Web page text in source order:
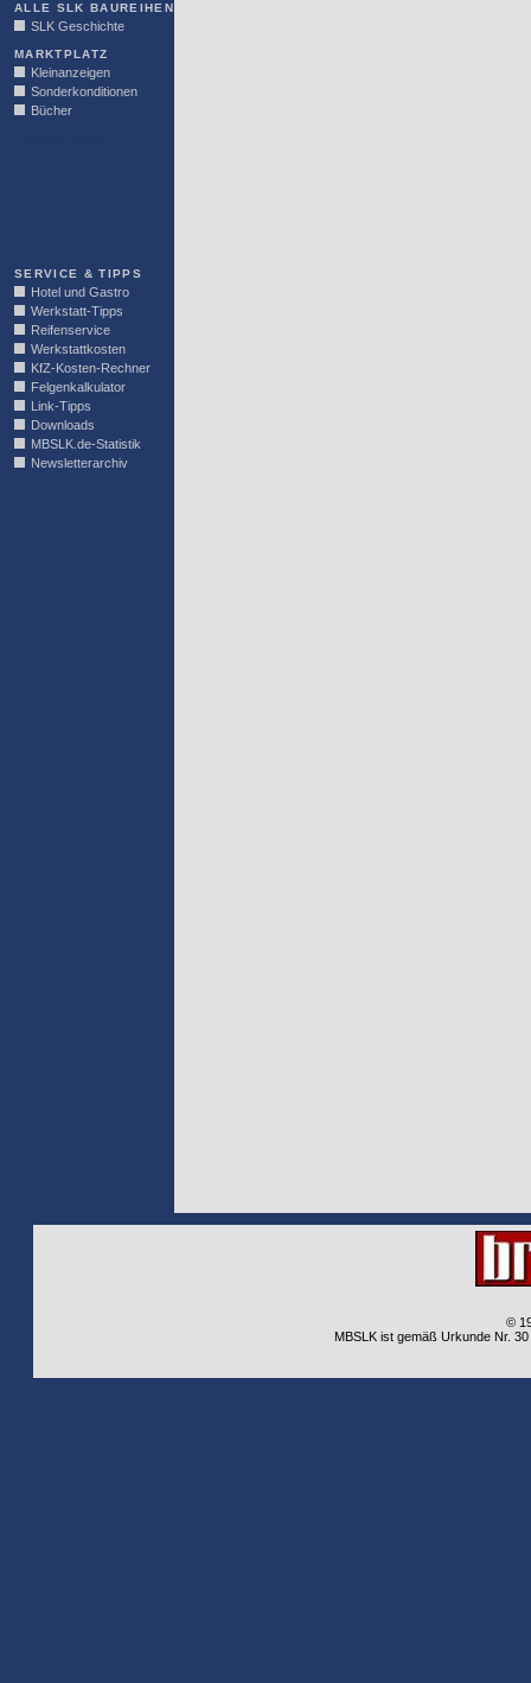
ALLE SLK BAUREIHEN
SLK Geschichte
MARKTPLATZ
Kleinanzeigen
Sonderkonditionen
Bücher
SERVICE & TIPPS
Hotel und Gastro
Werkstatt-Tipps
Reifenservice
Werkstattkosten
KfZ-Kosten-Rechner
Felgenkalkulator
Link-Tipps
Downloads
MBSLK.de-Statistik
Newsletterarchiv
©
MBSLK ist gemäß Urkunde Nr.